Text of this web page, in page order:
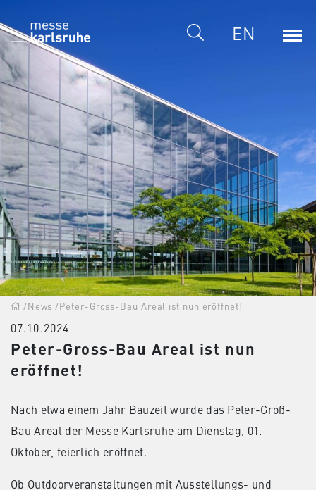
EN
/News/Peter-Gross-Bau Areal ist nun eröffnet!
07.10.2024
Peter-Gross-Bau Areal ist nun
eröffnet!
Nach etwa einem Jahr Bauzeit wurde das Peter-Groß-
Bau Areal der Messe Karlsruhe am Dienstag, 01.
Oktober, feierlich eröffnet.
Ob Outdoorveranstaltungen mit Ausstellungs- und